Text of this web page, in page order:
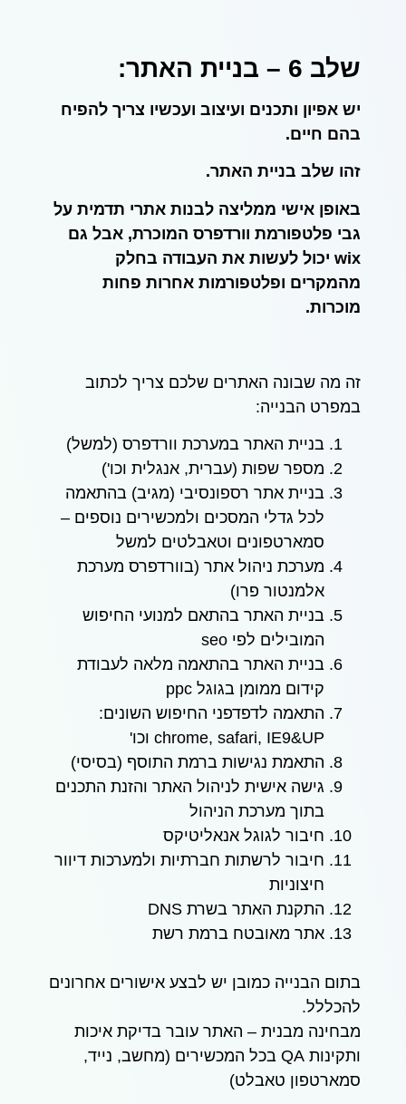
שלב 6 – בניית האתר:
יש אפיון ותכנים ועיצוב ועכשיו צריך להפיח
בהם חיים.
זהו שלב בניית האתר.
באופן אישי ממליצה לבנות אתרי תדמית על
גבי פלטפורמת וורדפרס המוכרת, אבל גם
wix יכול לעשות את העבודה בחלק
מהמקרים ופלטפורמות אחרות פחות
מוכרות.
זה מה שבונה האתרים שלכם צריך לכתוב
במפרט הבנייה:
בניית האתר במערכת וורדפרס (למשל)
מספר שפות (עברית, אנגלית וכו')
בניית אתר רספונסיבי (מגיב) בהתאמה
לכל גדלי המסכים ולמכשירים נוספים –
סמארטפונים וטאבלטים למשל
מערכת ניהול אתר (בוורדפרס מערכת
אלמנטור פרו)
בניית האתר בהתאם למנועי החיפוש
המובילים לפי seo
בניית האתר בהתאמה מלאה לעבודת
קידום ממומן בגוגל ppc
התאמה לדפדפני החיפוש השונים:
chrome, safari, IE9&UP וכו'
התאמת נגישות ברמת התוסף (בסיסי)
גישה אישית לניהול האתר והזנת התכנים
בתוך מערכת הניהול
חיבור לגוגל אנאליטיקס
חיבור לרשתות חברתיות ולמערכות דיוור
חיצוניות
התקנת האתר בשרת DNS
אתר מאובטח ברמת רשת
בתום הבנייה כמובן יש לבצע אישורים אחרונים
להכללל.
מבחינה מבנית – האתר עובר בדיקת איכות
ותקינות QA בכל המכשירים (מחשב, נייד,
סמארטפון טאבלט)